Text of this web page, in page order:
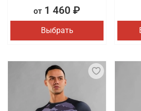
от 1 460 ₽
Выбрать